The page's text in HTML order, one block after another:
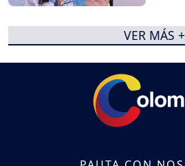
VER MÁS +